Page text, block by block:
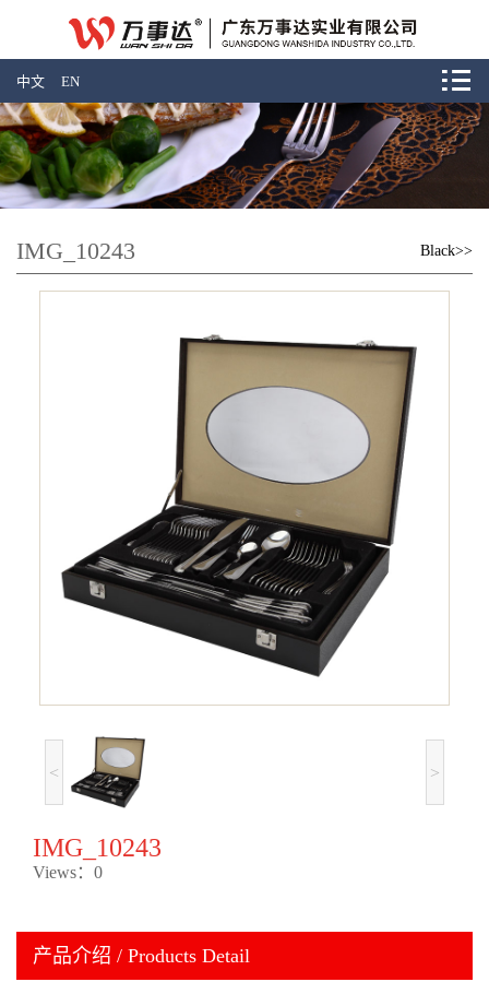
中文 EN
IMG_10243 Black>>
< >
IMG_10243
Views：0
产品介绍 / Products Detail